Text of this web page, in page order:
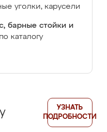
уголки, карусели
барные стойки и
по каталогу
УЗНАТЬ
ПОДРОБНОСТИ